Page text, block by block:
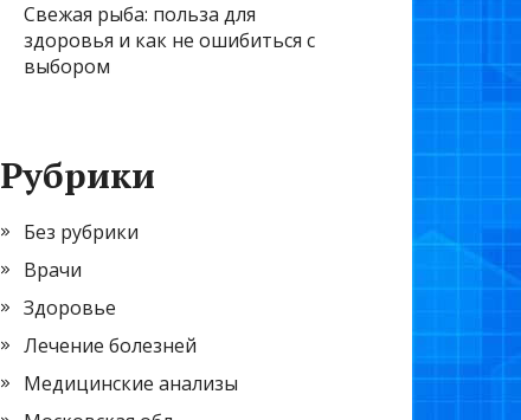
Свежая рыба: польза для
здоровья и как не ошибиться с
выбором
Рубрики
Без рубрики
Врачи
Здоровье
Лечение болезней
Медицинские анализы